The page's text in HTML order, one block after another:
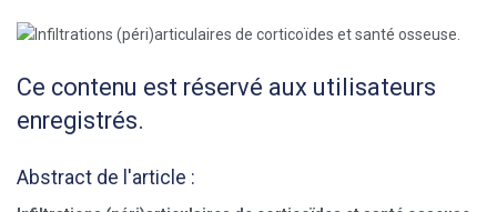
Ce contenu est réservé aux utilisateurs
enregistrés.
Abstract de l'article :